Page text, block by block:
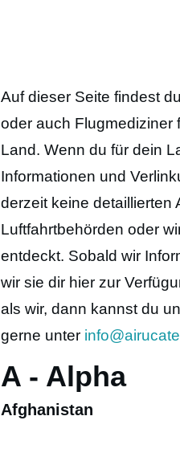
Auf dieser Seite findest
oder auch Flugmediziner
Land. Wenn du für dein
Informationen und
derzeit keine detaillierten
Luftfahrtbehörden oder
entdeckt. Sobald wir
wir sie dir hier zur
als wir, dann kannst du
gerne unter
A - Alpha
Afghanistan